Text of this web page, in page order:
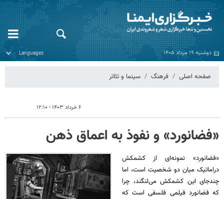
دوشنبه ۱۹ مرداد ۱۴۰۵
صفحه اصلی فرهنگ سینما و تئاتر
۶ خرداد ۱۴۰۳ - ۱۲:۱۰
«فضانورد» و نفوذ به اعماق ذهن
«فضانورد» نمونه‌ای از کشمکش
دراماتیک میان دو شخصیت است، اما
چندجای این کشمکش می‌لنگند، چرا
که فضانورد فیلمی فلسفی است که